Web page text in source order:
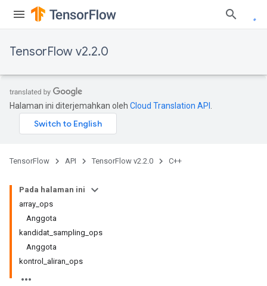
TensorFlow v2.2.0
Halaman ini diterjemahkan oleh Cloud Translation API
TensorFlow API TensorFlow v2.2.0 C++
Pada halaman ini
array_ops
Anggota
kandidat_sampling_ops
Anggota
kontrol_aliran_ops